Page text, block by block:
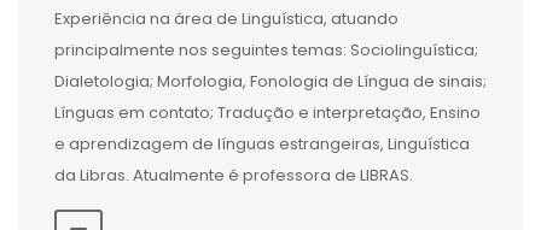
Experiência na área de Linguística, atuando
principalmente nos seguintes temas: Sociolinguística;
Dialetologia; Morfologia, Fonologia de Língua de sinais;
Línguas em contato; Tradução e interpretação, Ensino
e aprendizagem de línguas estrangeiras, Linguística
da Libras. Atualmente é professora de LIBRAS.